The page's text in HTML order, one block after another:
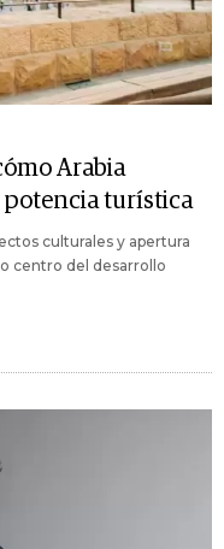
Arabia
potencia turística
culturales y apertura
centro del desarrollo